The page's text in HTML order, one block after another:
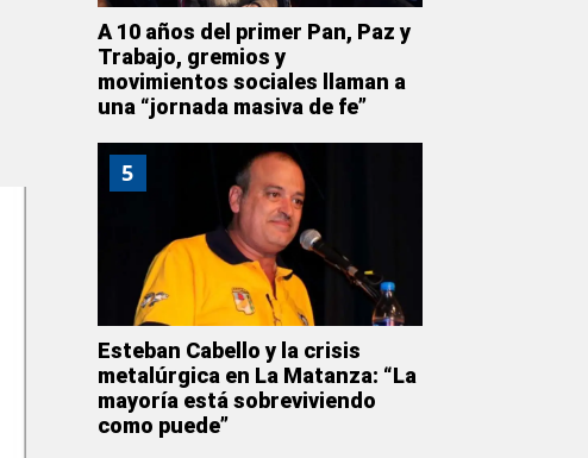
A 10 años del primer Pan, Paz y
Trabajo, gremios y
movimientos sociales llaman a
una “jornada masiva de fe”
5
Esteban Cabello y la crisis
metalúrgica en La Matanza: “La
mayoría está sobreviviendo
como puede”